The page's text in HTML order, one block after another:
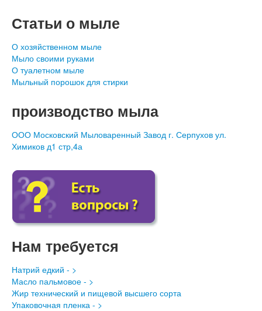
Статьи о мыле
О хозяйственном мыле
Мыло своими руками
О туалетном мыле
Мыльный порошок для стирки
производство мыла
ООО Московский Мыловаренный Завод г. Серпухов ул.
Химиков д1 стр,4а
Нам требуется
Натрий едкий - >
Масло пальмовое - >
Жир технический и пищевой высшего сорта
Упаковочная пленка - >